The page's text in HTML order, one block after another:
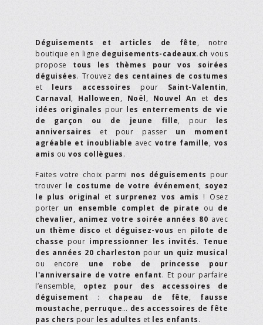
Déguisements et articles de fête, notre
boutique en ligne deguisements-cadeaux.ch vous
propose tous les thèmes pour vos soirées
déguisées. Trouvez des centaines de costumes
et leurs accessoires pour Saint-Valentin,
Carnaval, Halloween, Noël, Nouvel An et des
idées originales pour les enterrements de vie
de garçon ou de jeune fille, pour les
anniversaires et pour passer un moment
agréable et inoubliable avec votre famille, vos
amis ou vos collègues.
Faites votre choix parmi nos déguisements pour
trouver le costume de votre événement, soyez
le plus original et surprenez vos amis ! Osez
porter un ensemble complet de pirate ou de
chevalier, animez votre soirée années 80 avec
un thème disco et déguisez-vous en pilote de
chasse pour impressionner les invités. Tenue
des années 20 charleston pour un quiz musical
ou encore une robe de princesse pour
l'anniversaire de votre enfant. Et pour parfaire
l’ensemble, optez pour des accessoires de
déguisement : chapeau de fête, fausse
moustache, perruque… des accessoires de fête
pas chers pour les adultes et les enfants.